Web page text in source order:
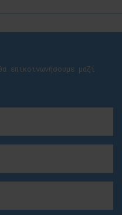
επικοινωνήσουμε μαζί